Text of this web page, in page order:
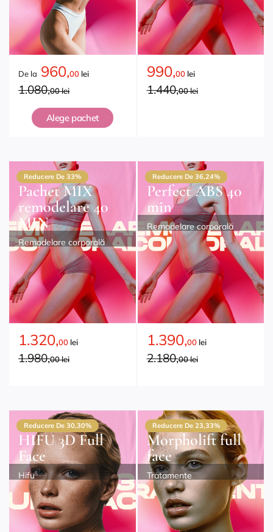
De la 960,00 lei
1.080,00 lei
Alege pachet
990,00lei
1.440,00 lei
Reducere De 33%
Pachet MIX
remodelare 40
MIN
Remodelare corporală
1.320,00 lei
1.980,00 lei
Reducere De 36,24%
Perfect ABS 40
min
Remodelare corporală
1.390,00lei
2.180,00 lei
Reducere De 30,30%
HIFU 3D Full
Face
Hifu
Reducere De 23,33%
Morpholift full
face
Tratamente